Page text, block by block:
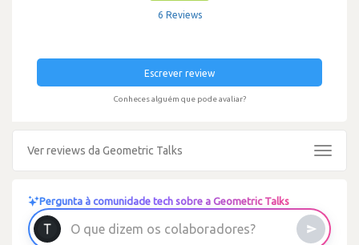
6 Reviews
Escrever review
Conheces alguém que pode avaliar?
Ver reviews da Geometric Talks
Toggle
Pergunta à comunidade tech sobre a Geometric Talks
O que d izem os colaboradores?